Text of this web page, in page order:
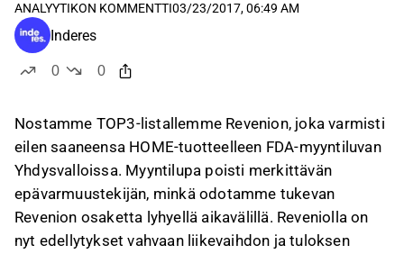
ANALYYTIKON KOMMENTTI03/23/2017, 06:49 AM
Inderes
0
0
Nostamme TOP3-listallemme Revenion, joka varmisti
eilen saaneensa HOME-tuotteelleen FDA-myyntiluvan
Yhdysvalloissa. Myyntilupa poisti merkittävän
epävarmuustekijän, minkä odotamme tukevan
Revenion osaketta lyhyellä aikavälillä. Reveniolla on
nyt edellytykset vahvaan liikevaihdon ja tuloksen